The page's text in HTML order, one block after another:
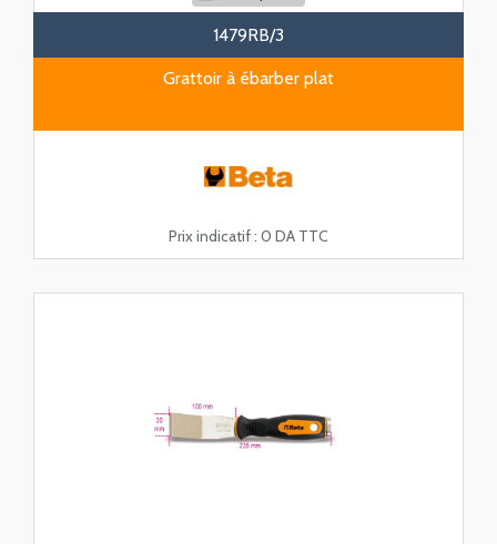
1479RB/3
Grattoir à ébarber plat
Prix indicatif : 0 DA TTC